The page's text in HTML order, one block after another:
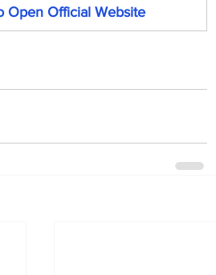
Open Official Website